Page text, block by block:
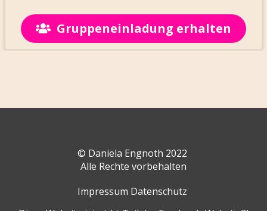
Gruppeneinladung erhalten
© Daniela Engnoth 2022
Alle Rechte vorbehalten
Impressum Datenschutz